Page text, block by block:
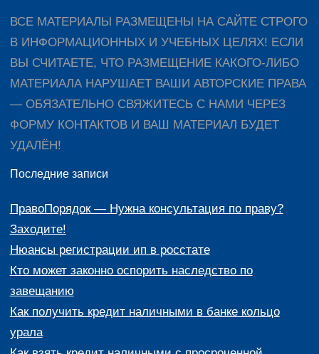
ВСЕ МАТЕРИАЛЫ РАЗМЕЩЕНЫ НА САЙТЕ СТРОГО
В ИНФОРМАЦИОННЫХ И УЧЕБНЫХ ЦЕЛЯХ! ЕСЛИ
ВЫ СЧИТАЕТЕ, ЧТО РАЗМЕЩЕНИЕ КАКОГО-ЛИБО
МАТЕРИАЛА НАРУШАЕТ ВАШИ АВТОРСКИЕ ПРАВА
— ОБЯЗАТЕЛЬНО СВЯЖИТЕСЬ С НАМИ ЧЕРЕЗ
ФОРМУ КОНТАКТОВ И ВАШ МАТЕРИАЛ БУДЕТ
УДАЛЁН!
Последние записи
ПравоПорядок — Нужна консультация по праву?
Заходите!
Нюансы регистрации ип в росстате
Кто может законно оспорить наследство по
завещанию
Как получить кредит наличными в банке кольцо
урала